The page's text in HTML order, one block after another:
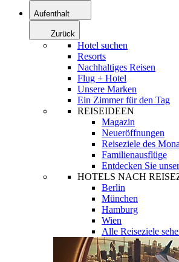
Aufenthalt
Zurück
Hotel suchen
Resorts
Nachhaltiges Reisen
Flug + Hotel
Unsere Marken
Ein Zimmer für den Tag
REISEIDEEN
Magazin
Neueröffnungen
Reiseziele des
Familienausflüge
Entdecken Sie
HOTELS NACH
Berlin
München
Hamburg
Wien
Alle Reiseziele